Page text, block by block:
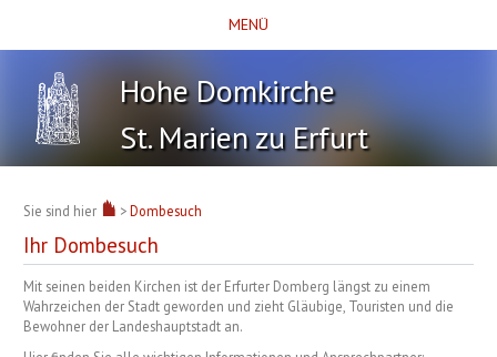
MENÜ
Hohe Domkirche
St. Marien zu Erfurt
Sie sind hier >Dombesuch
Ihr Dombesuch
Mit seinen beiden Kirchen ist der Erfurter Domberg längst zu einem
Wahrzeichen der Stadt geworden und zieht Gläubige, Touristen und die
Bewohner der Landeshauptstadt an.